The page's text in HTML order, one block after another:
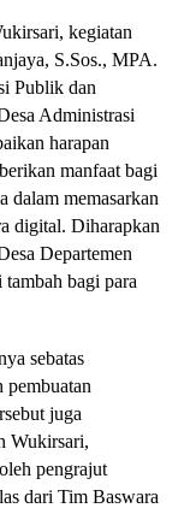
kegiatan
S.Sos., MPA.
Publik dan
Administrasi
harapan
manfaat bagi
dalam memasarkan
digital. Diharapkan
Departemen
bagi para
sebatas
pembuatan
juga
Wukirsari,
pengrajut
dari Tim Baswara